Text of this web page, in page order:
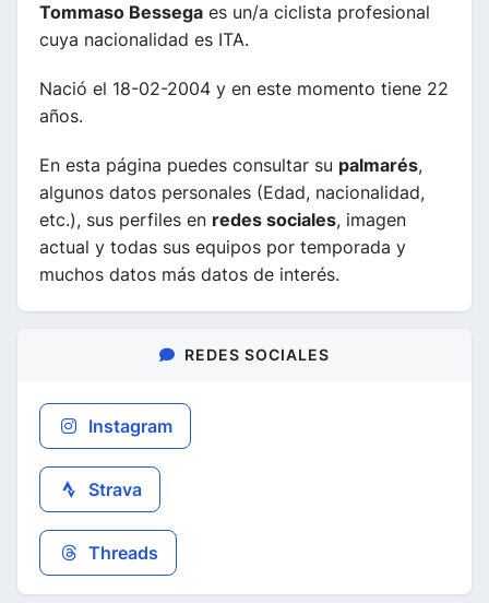
Tommaso Bessega es un/a ciclista profesional
cuya nacionalidad es ITA.
Nació el 18-02-2004 y en este momento tiene 22
años.
En esta página puedes consultar su palmarés,
algunos datos personales (Edad, nacionalidad,
etc.), sus perfiles en redes sociales, imagen
actual y todas sus equipos por temporada y
muchos datos más datos de interés.
REDES SOCIALES
Instagram
Strava
Threads